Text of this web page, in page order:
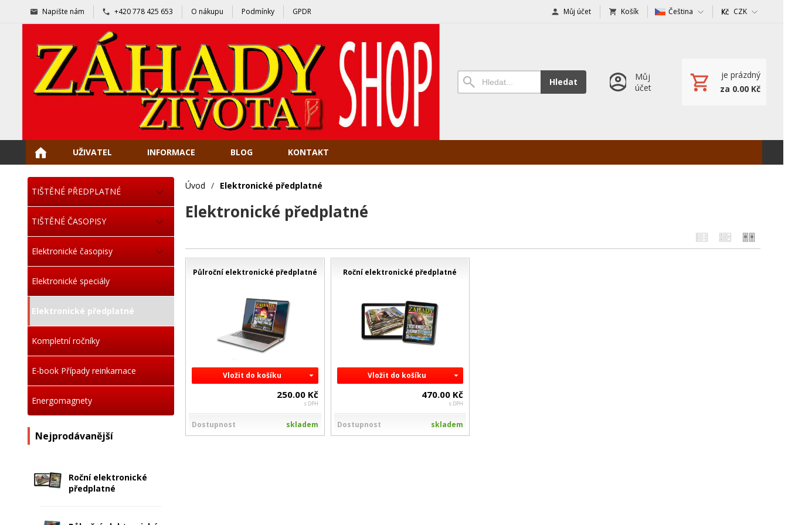
Napište nám +420 778 425 653 O nákupu Podmínky GPDR Můj účet Košík Čeština CZK
Hledat
Můj
účet
je prázdný
za 0.00 Kč
UŽIVATEL INFORMACE BLOG KONTAKT
TIŠTĚNÉ PŘEDPLATNÉ
TIŠTĚNÉ ČASOPISY
Elektronické časopisy
Elektronické speciály
Elektronické předplatné
Kompletní ročníky
E-book Případy reinkarnace
Energomagnety
Nejprodávanější
Roční elektronické
předplatné
Úvod / Elektronické předplatné
Elektronické předplatné
Půlroční elektronické předplatné
Vložit do košíku
250.00 Kč
s DPH
Dostupnost skladem
Roční elektronické předplatné
Vložit do košíku
470.00 Kč
s DPH
Dostupnost skladem